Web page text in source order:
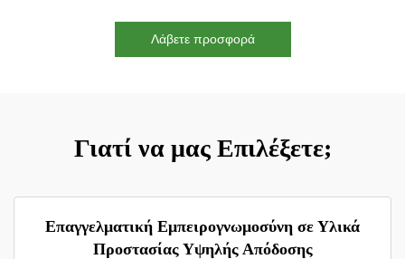
Λάβετε προσφορά
Γιατί να μας Επιλέξετε;
Επαγγελματική Εμπειρογνωμοσύνη σε Υλικά
Προστασίας Υψηλής Απόδοσης